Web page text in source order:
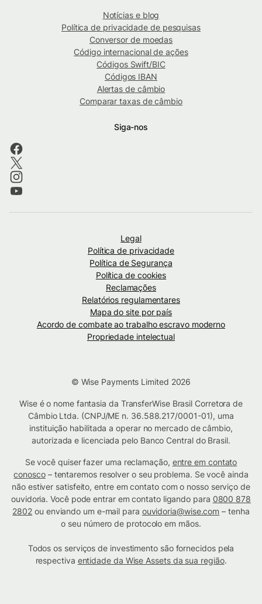
Notícias e blog
Política de privacidade de pesquisas
Conversor de moedas
Código internacional de ações
Códigos Swift/BIC
Códigos IBAN
Alertas de câmbio
Comparar taxas de câmbio
Siga-nos
Legal
Política de privacidade
Política de Segurança
Política de cookies
Reclamações
Relatórios regulamentares
Mapa do site por país
Acordo de combate ao trabalho escravo moderno
Propriedade intelectual
© Wise Payments Limited 2026
Wise é o nome fantasia da TransferWise Brasil Corretora de
Câmbio Ltda. (CNPJ/ME n. 36.588.217/0001-01), uma
instituição habilitada a operar no mercado de câmbio,
autorizada e licenciada pelo Banco Central do Brasil.
Se você quiser fazer uma reclamação, entre em contato
conosco– tentaremos resolver o seu problema. Se você ainda
não estiver satisfeito, entre em contato com o nosso serviço de
ouvidoria. Você pode entrar em contato ligando para 0800 878
2802 ou enviando um e-mail para ouvidoria@wise.com – tenha
o seu número de protocolo em mãos.
Todos os serviços de investimento são fornecidos pela
respectiva entidade da Wise Assets da sua região.